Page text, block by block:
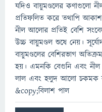
যদিও বায়ুমণ্ডলের কণাগুলো
প্রতিফলিত করে তথাপি
নীল আলোর প্রতিই বেশি
উচ্চ বায়ুমণ্ডল শুষে নেয়।
বায়ুমণ্ডলের বেশিরভাগ
হয়। এমনকি বেগুনি এবং
লাল এবং হলুদ আলো চকমক
&copy;বিলাশ পাল